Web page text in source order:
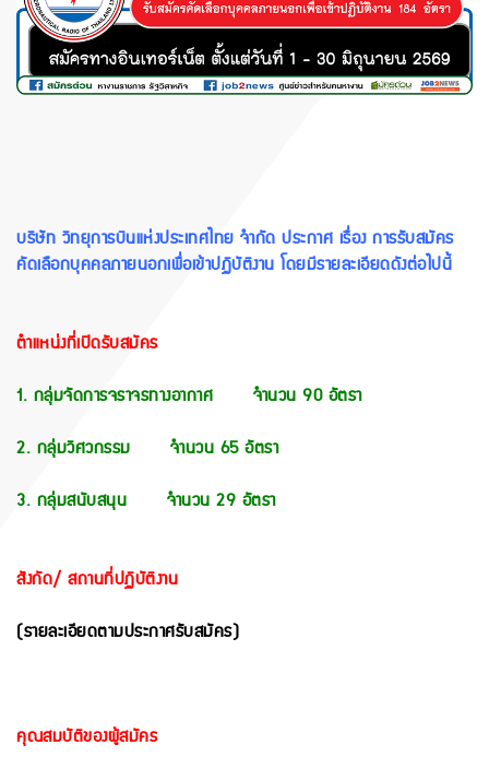
บริษัท วิทยุการบินแห่งประเทศไทย จำกัด ประกาศ เรื่อง การรับสมัคร
คัดเลือกบุคคลภายนอกเพื่อเข้าปฏิบัติงาน โดยมีรายละเอียดดังต่อไปนี้
ตำแหน่งที่เปิดรับสมัคร
1. กลุ่มจัดการจราจรทางอากาศ จำนวน 90 อัตรา
2. กลุ่มวิศวกรรม จำนวน 65 อัตรา
3. กลุ่มสนับสนุน จำนวน 29 อัตรา
สังกัด/ สถานที่ปฏิบัติงาน
(รายละเอียดตามประกาศรับสมัคร)
คุณสมบัติของผู้สมัคร